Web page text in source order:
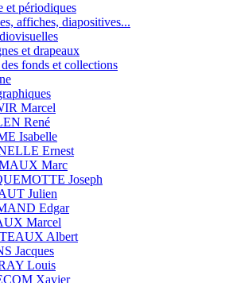
et périodiques
affiches, diapositives...
et drapeaux
fonds et collections
Marcel
René
Isabelle
Ernest
Marc
Joseph
Julien
Edgar
Marcel
Albert
Jacques
Louis
Xavier